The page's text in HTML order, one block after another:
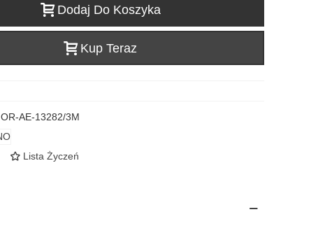
Dodaj Do Koszyka
Kup Teraz
OR-AE-13282/3M
Lista Życzeń